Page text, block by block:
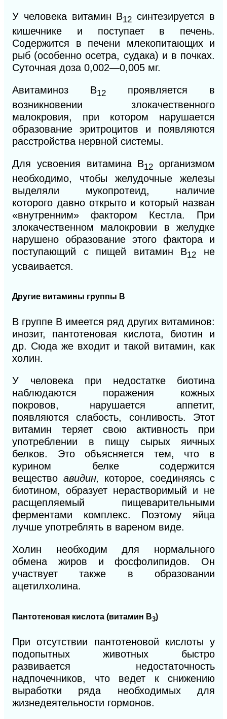
У человека витамин В12 синтезируется в
кишечнике и поступает в печень.
Содержится в печени млекопитающих и
рыб (особенно осетра, судака) и в почках.
Суточная доза 0,002—0,005 мг.
Авитаминоз В12
проявляется в
возникновении злокачественного
малокровия, при котором нарушается
образование эритроцитов и появляются
расстройства нервной системы.
Для усвоения витамина В12
организмом
необходимо, чтобы желудочные железы
выделяли мукопротеид, наличие
которого давно открыто и который назван
«внутренним» фактором Кестла. При
злокачественном малокровии в желудке
нарушено образование этого фактора и
поступающий с пищей витамин В12
не
усваивается.
Другие витамины группы В
В группе В имеется ряд других витаминов:
инозит, пантотеновая кислота, биотин и
др. Сюда же входит и такой витамин, как
холин.
У человека при недостатке биотина
наблюдаются поражения кожных
покровов, нарушается аппетит,
появляются слабость, сонливость. Этот
витамин теряет свою активность при
употреблении в пищу сырых яичных
белков. Это объясняется тем, что в
курином белке содержится
вещество авидин, которое, соединяясь с
биотином, образует нерастворимый и не
расщепляемый пищеварительными
ферментами комплекс. Поэтому яйца
лучше употреблять в вареном виде.
Холин необходим для нормального
обмена жиров и фосфолипидов. Он
участвует также в образовании
ацетилхолина.
Пантотеновая кислота (витамин В3)
При отсутствии пантотеновой кислоты у
подопытных животных быстро
развивается недостаточность
надпочечников, что ведет к снижению
выработки ряда необходимых для
жизнедеятельности гормонов.